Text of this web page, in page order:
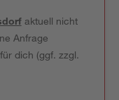
aktuell nicht
Anfrage
dich (ggf. zzgl.